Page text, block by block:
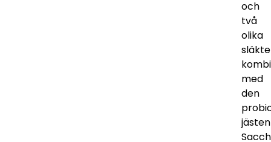
och
två
olika
med
den
jästen